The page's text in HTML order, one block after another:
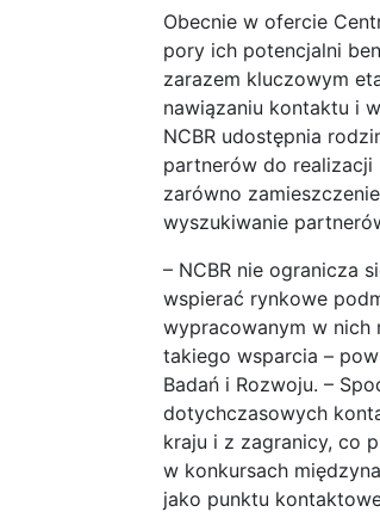
Obecnie w ofercie
pory ich potencjalni
zarazem kluczowym
nawiązaniu kontaktu i
NCBR udostępnia
partnerów do realizacji
zarówno
wyszukiwanie
– NCBR nie ogranicza
wspierać rynkowe
wypracowanym w nich
takiego wsparcia –
Badań i Rozwoju. –
dotychczasowych
kraju i z zagranicy, co
w konkursach
jako punktu